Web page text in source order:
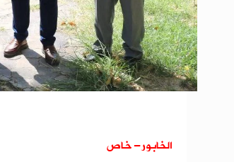
الخابور- خاص